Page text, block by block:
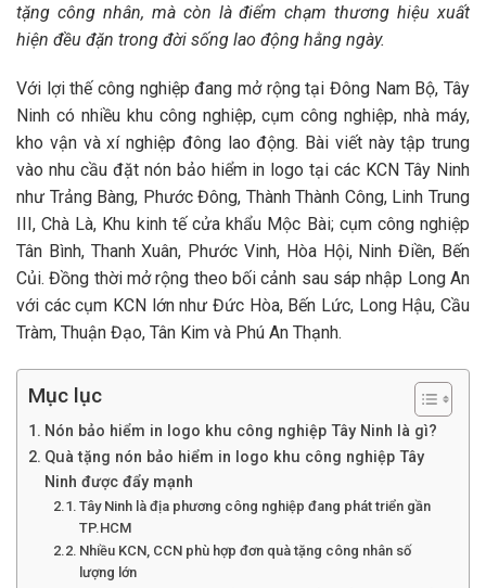
tặng công nhân, mà còn là điểm chạm thương hiệu xuất
hiện đều đặn trong đời sống lao động hằng ngày.
Với lợi thế công nghiệp đang mở rộng tại Đông Nam Bộ, Tây
Ninh có nhiều khu công nghiệp, cụm công nghiệp, nhà máy,
kho vận và xí nghiệp đông lao động. Bài viết này tập trung
vào nhu cầu đặt nón bảo hiểm in logo tại các KCN Tây Ninh
như Trảng Bàng, Phước Đông, Thành Thành Công, Linh Trung
III, Chà Là, Khu kinh tế cửa khẩu Mộc Bài; cụm công nghiệp
Tân Bình, Thanh Xuân, Phước Vinh, Hòa Hội, Ninh Điền, Bến
Củi. Đồng thời mở rộng theo bối cảnh sau sáp nhập Long An
với các cụm KCN lớn như Đức Hòa, Bến Lức, Long Hậu, Cầu
Tràm, Thuận Đạo, Tân Kim và Phú An Thạnh.
Mục lục
Nón bảo hiểm in logo khu công nghiệp Tây Ninh là gì?
Quà tặng nón bảo hiểm in logo khu công nghiệp Tây
Ninh được đẩy mạnh
Tây Ninh là địa phương công nghiệp đang phát triển gần
TP.HCM
Nhiều KCN, CCN phù hợp đơn quà tặng công nhân số
lượng lớn